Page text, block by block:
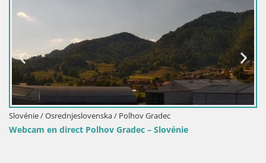
/ Polhov Gradec
Gradec – Slovénie
Live webcam Les